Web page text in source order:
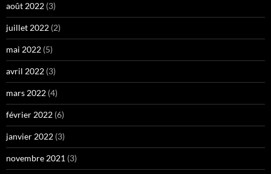
août 2022 (3)
juillet 2022 (2)
mai 2022 (5)
avril 2022 (3)
mars 2022 (4)
février 2022 (6)
janvier 2022 (3)
novembre 2021 (3)